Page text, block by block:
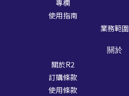
專欄
使用指南
業務範圍
關於
關於R2
訂購條款
使用條款